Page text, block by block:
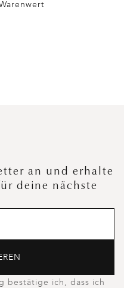
an und erhalte
deine nächste
bestätige ich, dass ich